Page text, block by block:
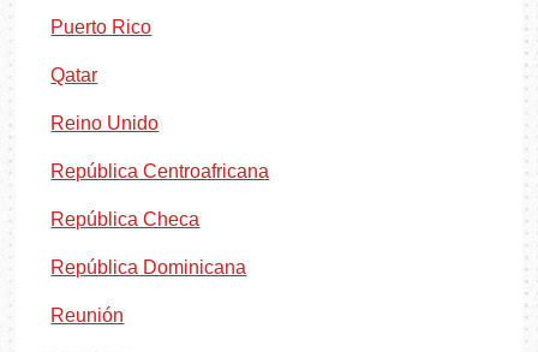
Puerto Rico
Qatar
Reino Unido
República Centroafricana
República Checa
República Dominicana
Reunión